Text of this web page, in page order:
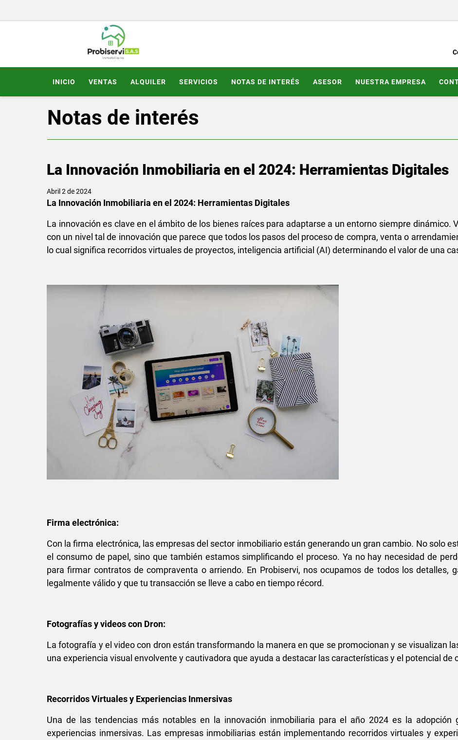
INICIO VENTAS ALQUILER SERVICIOS NOTAS DE INTERÉS ASESOR NUESTRA EMPRESA
Notas de interés
La Innovación Inmobiliaria en el 2024: Herramientas Digitales
Abril 2 de 2024
La Innovación Inmobiliaria en el 2024: Herramientas Digitales
La innovación es clave en el ámbito de los bienes raíces para adaptarse a un entorno siempre dinámico.
con un nivel tal de innovación que parece que todos los pasos del proceso de compra, venta o
lo cual significa recorridos virtuales de proyectos, inteligencia artificial (AI) determinando el valor de una
Firma electrónica:
Con la firma electrónica, las empresas del sector inmobiliario están generando un gran cambio. No solo
el consumo de papel, sino que también estamos simplificando el proceso. Ya no hay necesidad de
para firmar contratos de compraventa o arriendo. En Probiservi, nos ocupamos de todos los detalles,
legalmente válido y que tu transacción se lleve a cabo en tiempo récord.
Fotografías y videos con Dron:
La fotografía y el video con dron están transformando la manera en que se promocionan y se visualizan
una experiencia visual envolvente y cautivadora que ayuda a destacar las características y el potencial de
Recorridos Virtuales y Experiencias Inmersivas
Una de las tendencias más notables en la innovación inmobiliaria para el año 2024 es la adopción
experiencias inmersivas. Las empresas inmobiliarias están implementando recorridos virtuales y